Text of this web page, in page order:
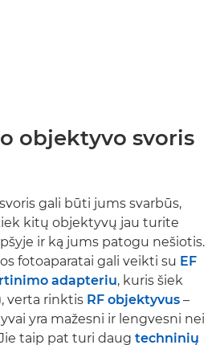
objektyvo svoris
gali būti jums svarbūs,
kitų objektyvų jau turite
ir ką jums patogu nešiotis.
fotoaparatai gali veikti su EF
adapteriu, kuris šiek
verta rinktis RF objektyvus –
yra mažesni ir lengvesni nei
taip pat turi daug techninių